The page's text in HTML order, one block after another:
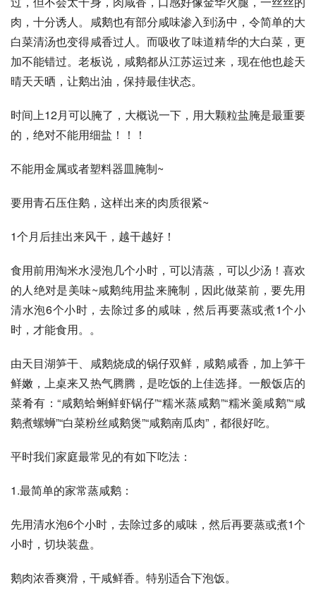
肉，十分诱人。咸鹅也有部分咸味渗入到汤中，令简单的大
白菜清汤也变得咸香过人。而吸收了味道精华的大白菜，更
加不能错过。老板说，咸鹅都从江苏运过来，现在他也趁天
晴天天晒，让鹅出油，保持最佳状态。
时间上12月可以腌了，大概说一下，用大颗粒盐腌是最重要
的，绝对不能用细盐！！！
不能用金属或者塑料器皿腌制~
要用青石压住鹅，这样出来的肉质很紧~
1个月后挂出来风干，越干越好！
食用前用淘米水浸泡几个小时，可以清蒸，可以少汤！喜欢
的人绝对是美味~咸鹅纯用盐来腌制，因此做菜前，要先用
清水泡6个小时，去除过多的咸味，然后再要蒸或煮1个小
时，才能食用。。
由天目湖笋干、咸鹅烧成的锅仔双鲜，咸鹅咸香，加上笋干
鲜嫩，上桌来又热气腾腾，是吃饭的上佳选择。一般饭店的
菜肴有：“咸鹅蛤蜊鲜虾锅仔”“糯米蒸咸鹅”“糯米羹咸鹅”“咸
鹅煮螺蛳”“白菜粉丝咸鹅煲”“咸鹅南瓜肉”，都很好吃。
平时我们家庭最常见的有如下吃法：
1.最简单的家常蒸咸鹅：
先用清水泡6个小时，去除过多的咸味，然后再要蒸或煮1个
小时，切块装盘。
鹅肉浓香爽滑，干咸鲜香。特别适合下泡饭。